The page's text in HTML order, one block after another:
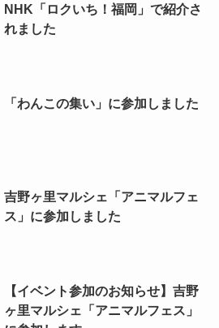
NHK「ロクいち！福岡」で紹介さ
れました
「わんこの集い」に参加しました
吉野ヶ里マルシェ「アニマルフェ
ス」に参加しました
【イベント参加のお知らせ】吉野
ヶ里マルシェ「アニマルフェス」